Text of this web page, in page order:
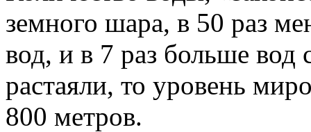
земного шара, в 50 раз
вод, и в 7 раз больше
растаяли, то уровень
800 метров.